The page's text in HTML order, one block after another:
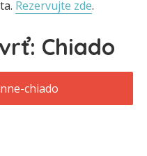
Rezervujte zde.
Chiado